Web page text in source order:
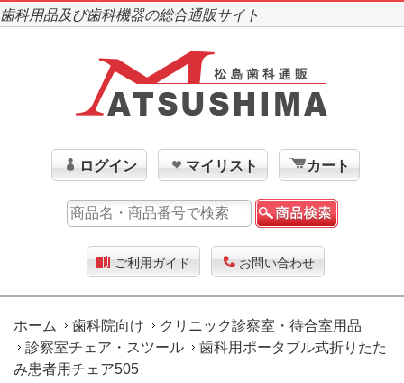
歯科用品及び歯科機器の総合通販サイト
ログイン マイリスト カート
ご利用ガイド お問い合わせ
ホーム 歯科院向け
クリニック診察室・待合室用品
診察室チェア・スツール
歯科用ポータブル式折りたた
み患者用チェア505